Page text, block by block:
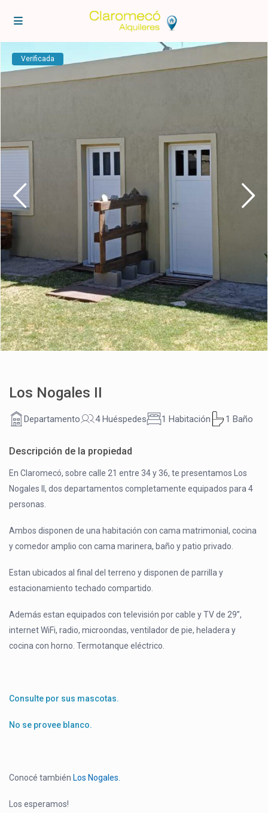
Verificada
Los Nogales II
Departamento 4 Huéspedes 1 Habitación 1 Baño
Descripción de la propiedad
En Claromecó, sobre calle 21 entre 34 y 36, te presentamos Los
Nogales II, dos departamentos completamente equipados para 4
personas.
Ambos disponen de una habitación con cama matrimonial, cocina
y comedor amplio con cama marinera, baño y patio privado.
Estan ubicados al final del terreno y disponen de parrilla y
estacionamiento techado compartido.
Además estan equipados con televisión por cable y TV de 29”,
internet WiFi, radio, microondas, ventilador de pie, heladera y
cocina con horno. Termotanque eléctrico.
Consulte por sus mascotas.
No se provee blanco.
Conocé también Los Nogales.
Los esperamos!